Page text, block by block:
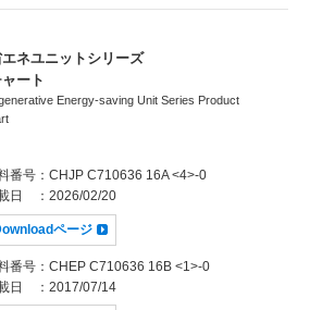
ネユニットシリーズ
ート
Energy-saving Unit Series Product
番号 ：CHJP C710636 16A <4>-0
日
：2026/02/20
ページ
番号 ：CHEP C710636 16B <1>-0
日
：2017/07/14